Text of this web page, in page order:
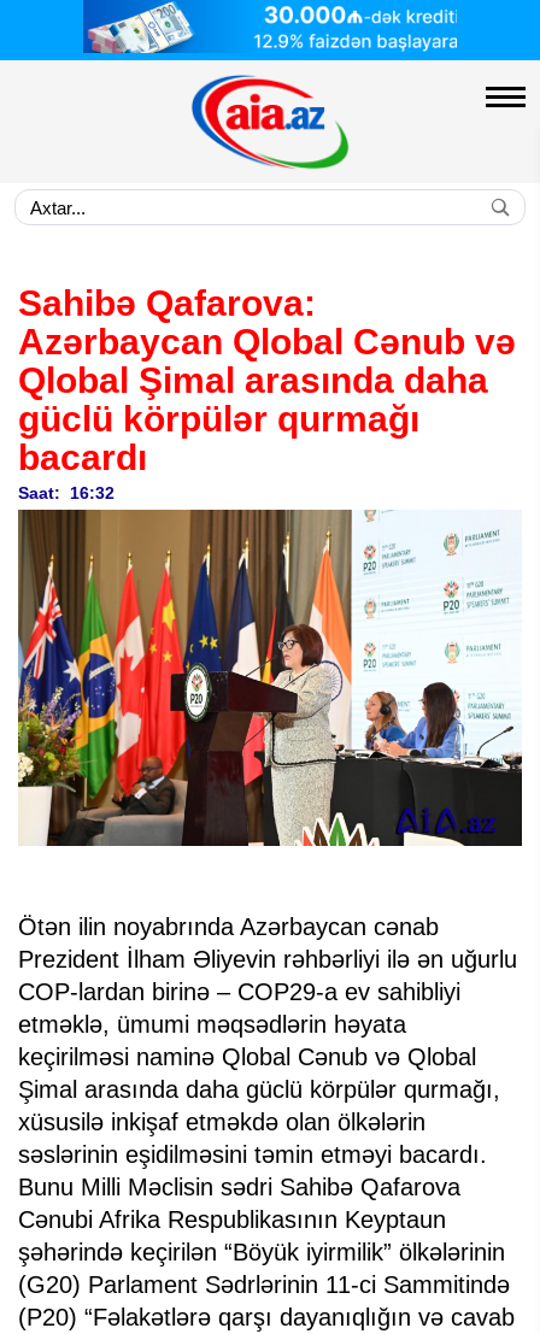
Sahibə Qafarova:
Azərbaycan Qlobal Cənub və
Qlobal Şimal arasında daha
güclü körpülər qurmağı
bacardı
Saat: 16:32
Ötən ilin noyabrında Azərbaycan cənab
Prezident İlham Əliyevin rəhbərliyi ilə ən uğurlu
COP-lardan birinə – COP29-a ev sahibliyi
etməklə, ümumi məqsədlərin həyata
keçirilməsi naminə Qlobal Cənub və Qlobal
Şimal arasında daha güclü körpülər qurmağı,
xüsusilə inkişaf etməkdə olan ölkələrin
səslərinin eşidilməsini təmin etməyi bacardı.
Bunu Milli Məclisin sədri Sahibə Qafarova
Cənubi Afrika Respublikasının Keyptaun
şəhərində keçirilən “Böyük iyirmilik” ölkələrinin
(G20) Parlament Sədrlərinin 11-ci Sammitində
(P20) “Fəlakətlərə qarşı dayanıqlığın və cavab